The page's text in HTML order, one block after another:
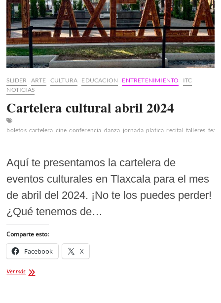
SLIDER ARTE CULTURA EDUCACION ENTRETENIMIENTO
ITC
NOTICIAS
Cartelera cultural abril 2024
boletos cartelera cine conferencia danza jornada platica recital talleres
Aquí te presentamos la cartelera de
eventos culturales en Tlaxcala para el mes
de abril del 2024. ¡No te los puedes perder!
¿Qué tenemos de…
Comparte esto:
Facebook X
Ver másCartelera